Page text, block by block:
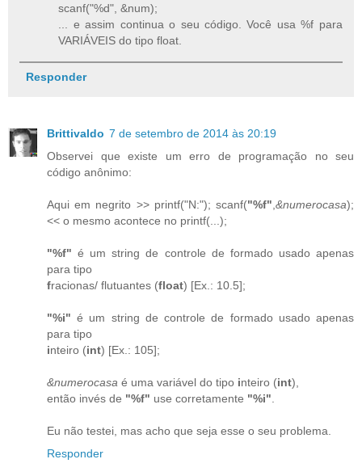
scanf("%d", &num);
... e assim continua o seu código. Você usa %f para
VARIÁVEIS do tipo float.
Responder
Brittivaldo 7 de setembro de 2014 às 20:19
Observei que existe um erro de programação no seu
código anônimo:
Aqui em negrito >> printf("N:"); scanf("%f",&numerocasa);
<< o mesmo acontece no printf(...);
"%f" é um string de controle de formado usado apenas
para tipo
fracionas/ flutuantes (float) [Ex.: 10.5];
"%i" é um string de controle de formado usado apenas
para tipo
inteiro (int) [Ex.: 105];
&numerocasa é uma variável do tipo inteiro (int),
então invés de "%f" use corretamente "%i".
Eu não testei, mas acho que seja esse o seu problema.
Responder